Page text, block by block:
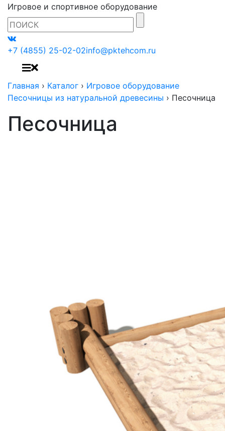
Игровое и спортивное оборудование
+7 (4855) 25-02-02info@pktehcom.ru
Главная › Каталог › Игровое оборудование
Песочницы из натуральной древесины › Песочница
Песочница